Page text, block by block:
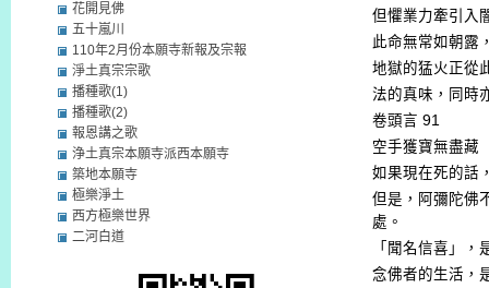
但懼業力牽引入
此命無常如朝露
地獄的猛火正從
法的真味，同時
卷頭言 91
空手獲寶無盡藏
如果現在死的話
但是，阿彌陀佛
處。
「聞名信喜」
念佛者的生活，
花開見佛
五十嵐川
110年2月份本願寺新報及宗報
淨土真宗宗歌
播種歌(1)
播種歌(2)
報恩講之歌
浄土真宗本願寺派西本願寺
築地本願寺
極樂淨土
西方極樂世界
二河白道